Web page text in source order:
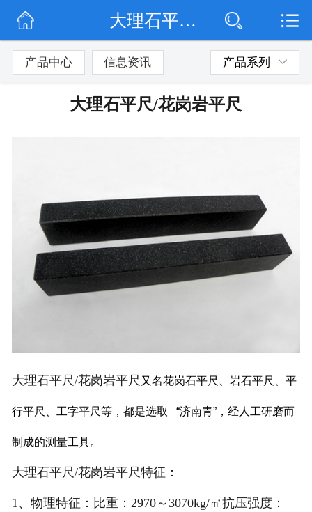
网站首页
公司简介
大理石平尺/花岗岩平尺
产品中心 信息资讯 产品系列
大理石平尺/花岗岩平尺
大理石平尺/花岗岩平尺 又名花岗石平尺、岩石平尺、平
行平尺、工字平尺等，都是选取 “济南青”，经人工研磨而
制成的测量工具。
大理石平尺/花岗岩平尺特征：
1、物理特征：比重：2970～3070kg/㎡抗压强度：